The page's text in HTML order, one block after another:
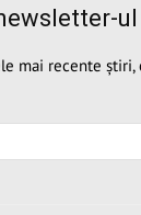
mai recente